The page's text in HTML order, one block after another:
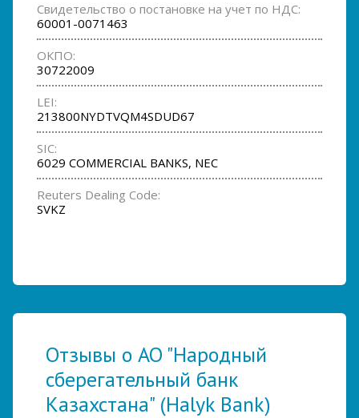
Свидетельство о постановке на учет по НДС:
60001-0071463
ОКПО:
30722009
LEI:
213800NYDTVQM4SDUD67
SIC:
6029 COMMERCIAL BANKS, NEC
Reuters Dealing Code:
SVKZ
Отзывы о АО "Народный
сберегательный банк
Казахстана" (Halyk Bank)